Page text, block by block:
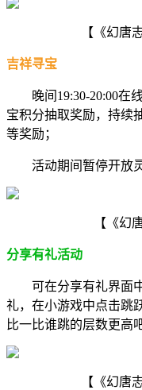
【《幻唐
吉祥寻宝
晚间19:30-20:00在
宝积分抽取奖励，持续
等奖励；
活动期间暂停开放
【《幻
分享有礼活动
可在分享有礼界面
礼，在小游戏中点击跳
比一比谁跳的层数更高
【《幻唐